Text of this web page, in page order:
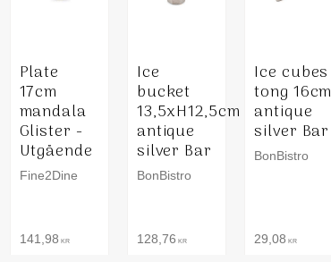
Plate
17cm
mandala
Glister -
Utgående
Fine2Dine
141,98 KR
Ice
bucket
13,5xH12,5cm
antique
silver Bar
BonBistro
128,76 KR
Ice cubes
tong 16cm
antique
silver Bar
BonBistro
29,08 KR